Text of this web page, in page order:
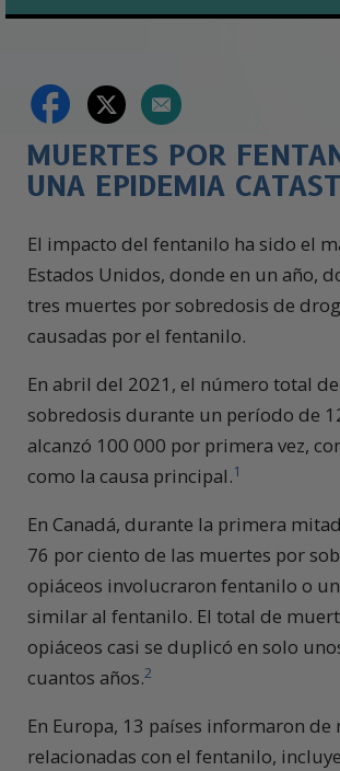
MUERTES POR
UNA EPIDEMIA
El impacto del fentanilo ha sido el
Estados Unidos, donde en un año,
tres muertes por sobredosis de
causadas por el fentanilo.
En abril del 2021, el número total
sobredosis durante un período de
alcanzó 100 000 por primera vez,
como la causa principal.1
En Canadá, durante la primera
76 por ciento de las muertes por
opiáceos involucraron fentanilo o
similar al fentanilo. El total de
opiáceos casi se duplicó en solo
cuantos años.2
En Europa, 13 países informaron de
relacionadas con el fentanilo,